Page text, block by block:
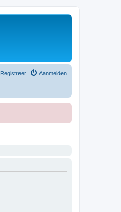
Aanmelden
Registreer